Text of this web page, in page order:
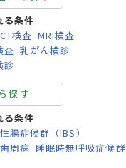
る条件
CT検査 MRI検査
査 乳がん検診
診
探す
る条件
腸症候群（IBS）
歯周病 睡眠時無呼吸症候群